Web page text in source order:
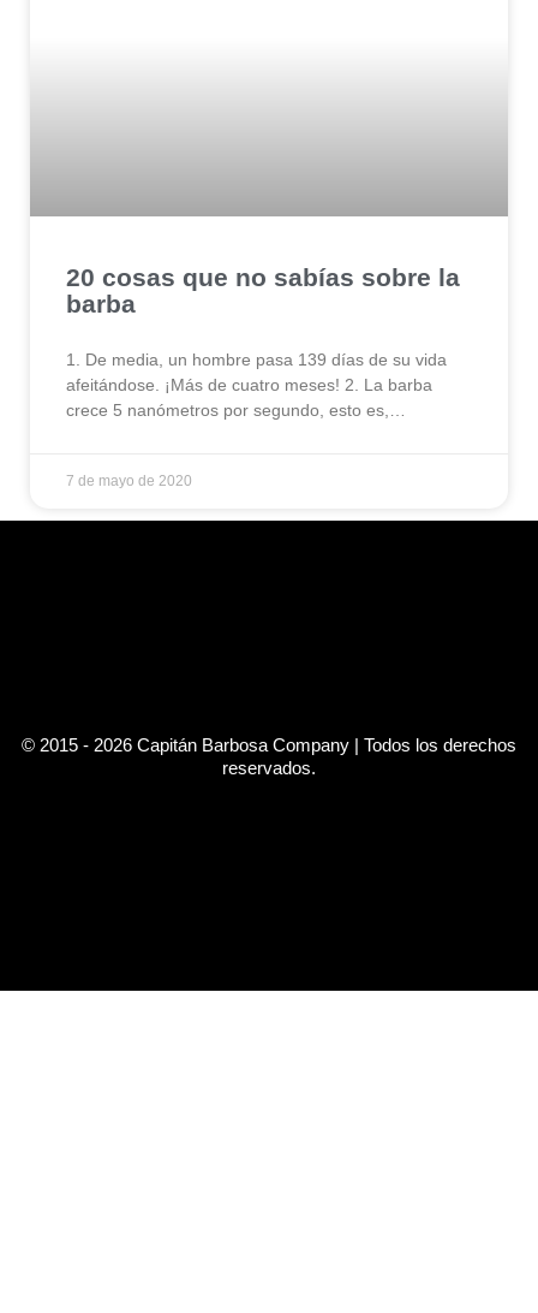
20 cosas que no sabías sobre la
barba
1. De media, un hombre pasa 139 días de su vida
afeitándose. ¡Más de cuatro meses! 2. La barba
crece 5 nanómetros por segundo, esto es,…
7 de mayo de 2020
© 2015 - 2026 Capitán Barbosa Company | Todos los derechos
reservados.